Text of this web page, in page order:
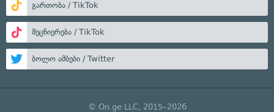
გართობა / TikTok
მეცნიერება / TikTok
ბოლო ამბები / Twitter
© On.ge LLC, 2015–2026